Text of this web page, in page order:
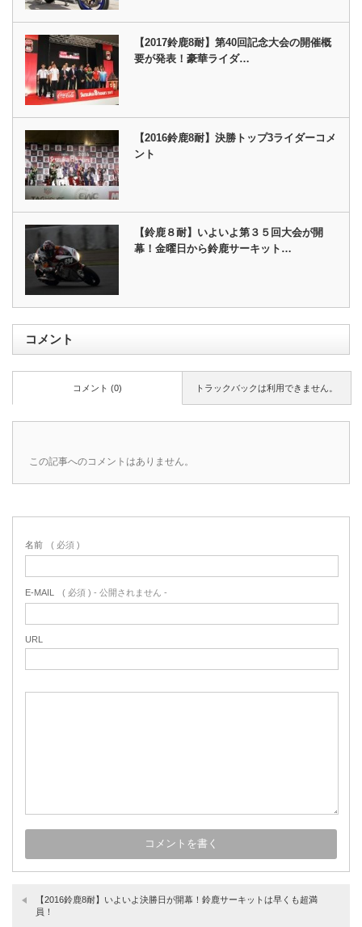
【2017鈴鹿8耐】第40回記念大会の開催概
要が発表！豪華ライダ…
【2016鈴鹿8耐】決勝トップ3ライダーコメ
ント
【鈴鹿８耐】いよいよ第３５回大会が開
幕！金曜日から鈴鹿サーキット…
コメント
トラックバックは利用できません。
コメント (0)
この記事へのコメントはありません。
名前 ( 必須 )
E-MAIL ( 必須 ) - 公開されません -
URL
【2016鈴鹿8耐】いよいよ決勝日が開幕！鈴鹿サーキットは早くも超満
員！